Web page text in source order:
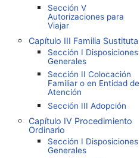
Sección V
Autorizaciones para
Viajar
Capítulo III Familia Sustituta
Sección I Disposiciones
Generales
Sección II Colocación
Familiar o en Entidad de
Atención
Sección III Adopción
Capítulo IV Procedimiento
Ordinario
Sección I Disposiciones
Generales